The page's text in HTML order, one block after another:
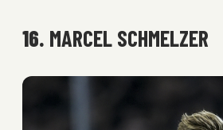
16. MARCEL SCHMELZER